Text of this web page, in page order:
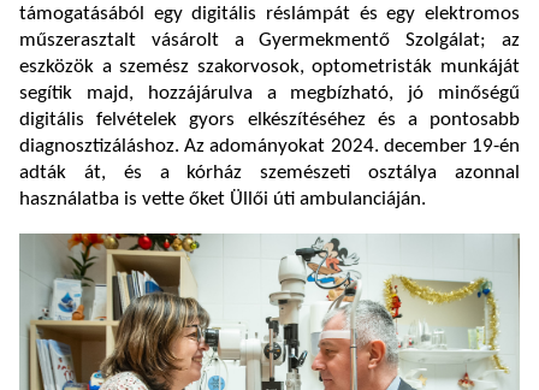
támogatásából egy digitális réslámpát és egy elektromos
műszerasztalt vásárolt a Gyermekmentő Szolgálat; az
eszközök a szemész szakorvosok, optometristák munkáját
segítik majd, hozzájárulva a megbízható, jó minőségű
digitális felvételek gyors elkészítéséhez és a pontosabb
diagnosztizáláshoz. Az adományokat 2024. december 19-én
adták át, és a kórház szemészeti osztálya azonnal
használatba is vette őket Üllői úti ambulanciáján.